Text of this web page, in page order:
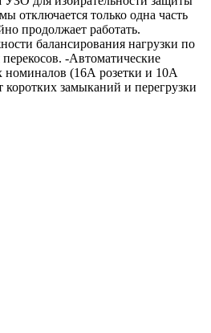
отключается только одна часть
продолжает работать.
балансирования нагрузки по
-Автоматические
(16А розетки и 10А
замыканий и перегрузки